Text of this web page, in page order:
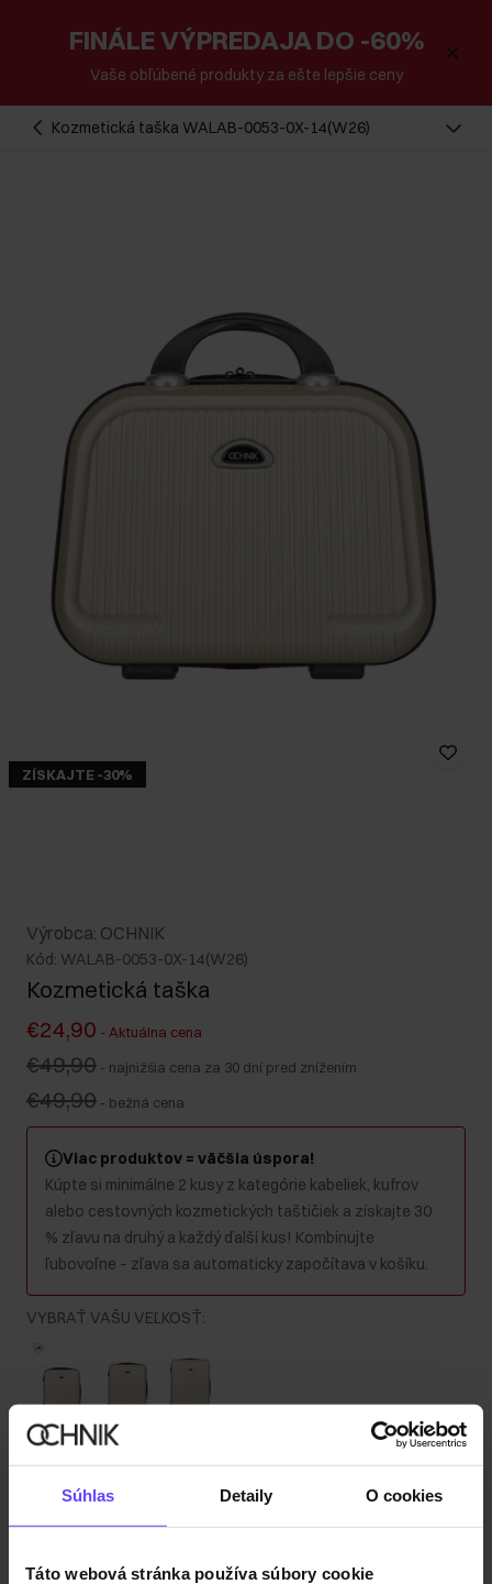
Súhlas Detaily O cookies
Táto webová stránka používa súbory cookie
FINÁLE VÝPREDAJA DO -60%
Vaše obľúbené produkty za ešte lepšie ceny
Kozmetická taška WALAB-0053-0X-14(W26)
ZÍSKAJTE -30%
Výrobca: OCHNIK
Kód: WALAB-0053-0X-14(W26)
Kozmetická taška
€24,90 - Aktuálna cena
€49,90 - najnižšia cena za 30 dní pred znížením
€49,90 - bežná cena
Viac produktov = väčšia úspora!
Kúpte si minimálne 2 kusy z kategórie kabeliek, kufrov
alebo cestovných kozmetických taštičiek a získajte 30
% zľavu na druhý a každý ďalší kus! Kombinujte
ľubovoľne – zľava sa automaticky započítava v košíku.
VYBRAŤ VAŠU VEĽKOSŤ:
Kabínový Stredný
Farba: